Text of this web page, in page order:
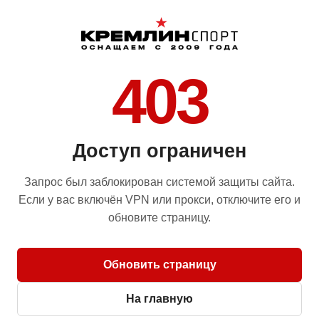
403
Доступ ограничен
Запрос был заблокирован системой защиты сайта.
Если у вас включён VPN или прокси, отключите его и
обновите страницу.
Обновить страницу
На главную